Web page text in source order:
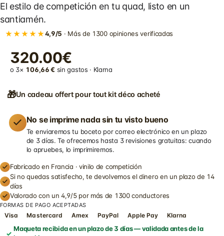
El estilo de competición en tu quad, listo en un
santiamén.
★★★★★4,9/5 · Más de 1300 opiniones verificadas
320.00€
o 3× 106,66 € sin gastos · Klarna
🎁Un cadeau offert pour tout kit déco acheté
No se imprime nada sin tu visto bueno
Te enviaremos tu boceto por correo electrónico en un plazo
de 3 días. Te ofrecemos hasta 3 revisiones gratuitas: cuando
lo apruebes, lo imprimiremos.
Fabricado en Francia · vinilo de competición
Si no quedas satisfecho, te devolvemos el dinero en un plazo de 14
días
Valorado con un 4,9/5 por más de 1300 conductores
FORMAS DE PAGO ACEPTADAS
Visa Mastercard Amex PayPal Apple Pay Klarna
Maqueta recibida en un plazo de 3 días — validada antes de la